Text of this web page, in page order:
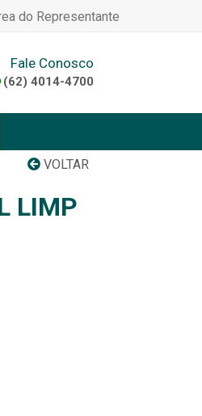
do Representante
Fale Conosco
(62) 4014-4700
VOLTAR
LIMP